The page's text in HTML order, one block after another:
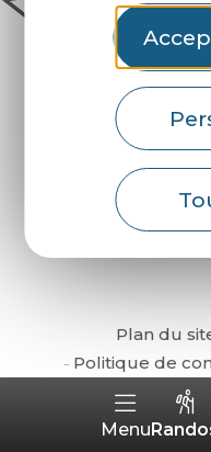
Menu
Plan du
Politique de